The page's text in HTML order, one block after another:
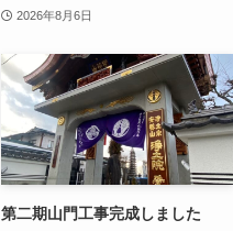
2026年8月6日
第二期山門工事完成しました